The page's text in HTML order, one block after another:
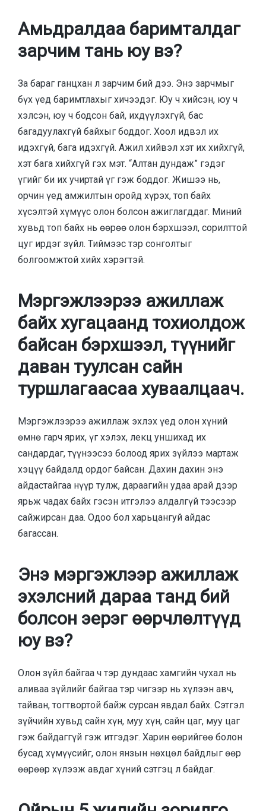
Амьдралдаа баримталдаг
зарчим тань юу вэ?
За бараг ганцхан л зарчим бий дээ. Энэ зарчмыг
бүх үед баримтлахыг хичээдэг. Юу ч хийсэн, юу ч
хэлсэн, юу ч бодсон бай, ихдүүлэхгүй, бас
багадуулахгүй байхыг боддог. Хоол идвэл их
идэхгүй, бага идэхгүй. Ажил хийвэл хэт их хийхгүй,
хэт бага хийхгүй гэх мэт. “Алтан дундаж” гэдэг
үгийг би их учиртай үг гэж боддог. Жишээ нь,
орчин үед амжилтын оройд хүрэх, топ байх
хүсэлтэй хүмүүс олон болсон ажиглагддаг. Миний
хувьд топ байх нь өөрөө олон бэрхшээл, сорилттой
цуг ирдэг зүйл. Тиймээс тэр сонголтыг
болгоомжтой хийх хэрэгтэй.
Мэргэжлээрээ ажиллаж
байх хугацаанд тохиолдож
байсан бэрхшээл, түүнийг
даван туулсан сайн
туршлагаасаа хуваалцаач.
Мэргэжлээрээ ажиллаж эхлэх үед олон хүний
өмнө гарч ярих, үг хэлэх, лекц уншихад их
сандардаг, түүнээсээ болоод ярих зүйлээ мартаж
хэцүү байдалд ордог байсан. Дахин дахин энэ
айдастайгаа нүүр тулж, дараагийн удаа арай дээр
ярьж чадах байх гэсэн итгэлээ алдалгүй тээсээр
сайжирсан даа. Одоо бол харьцангуй айдас
багассан.
Энэ мэргэжлээр ажиллаж
эхэлсний дараа танд бий
болсон эерэг өөрчлөлтүүд
юу вэ?
Олон зүйл байгаа ч тэр дундаас хамгийн чухал нь
аливаа зүйлийг байгаа тэр чигээр нь хүлээн авч,
тайван, тогтвортой байж сурсан явдал байх. Сэтгэл
зүйчийн хувьд сайн хүн, муу хүн, сайн цаг, муу цаг
гэж байдаггүй гэж итгэдэг. Харин өөрийгөө болон
бусад хүмүүсийг, олон янзын нөхцөл байдлыг өөр
өөрөөр хүлээж авдаг хүний сэтгэц л байдаг.